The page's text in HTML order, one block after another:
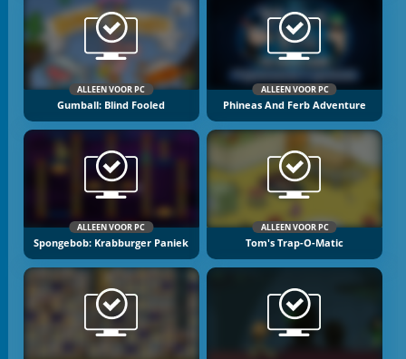
ALLEEN VOOR PC
Gumball: Blind Fooled
ALLEEN VOOR PC
Phineas And Ferb Adventure
ALLEEN VOOR PC
Spongebob: Krabburger Paniek
ALLEEN VOOR PC
Tom's Trap-O-Matic